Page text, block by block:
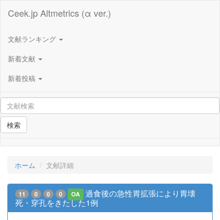
Ceek.jp Altmetrics (α ver.)
文献ランキング
新着文献
新着投稿
検索
ホーム 文献詳細
11 0 0 0 OA
過食後の急性胃拡張により胃壊
死・穿孔をきたした1例